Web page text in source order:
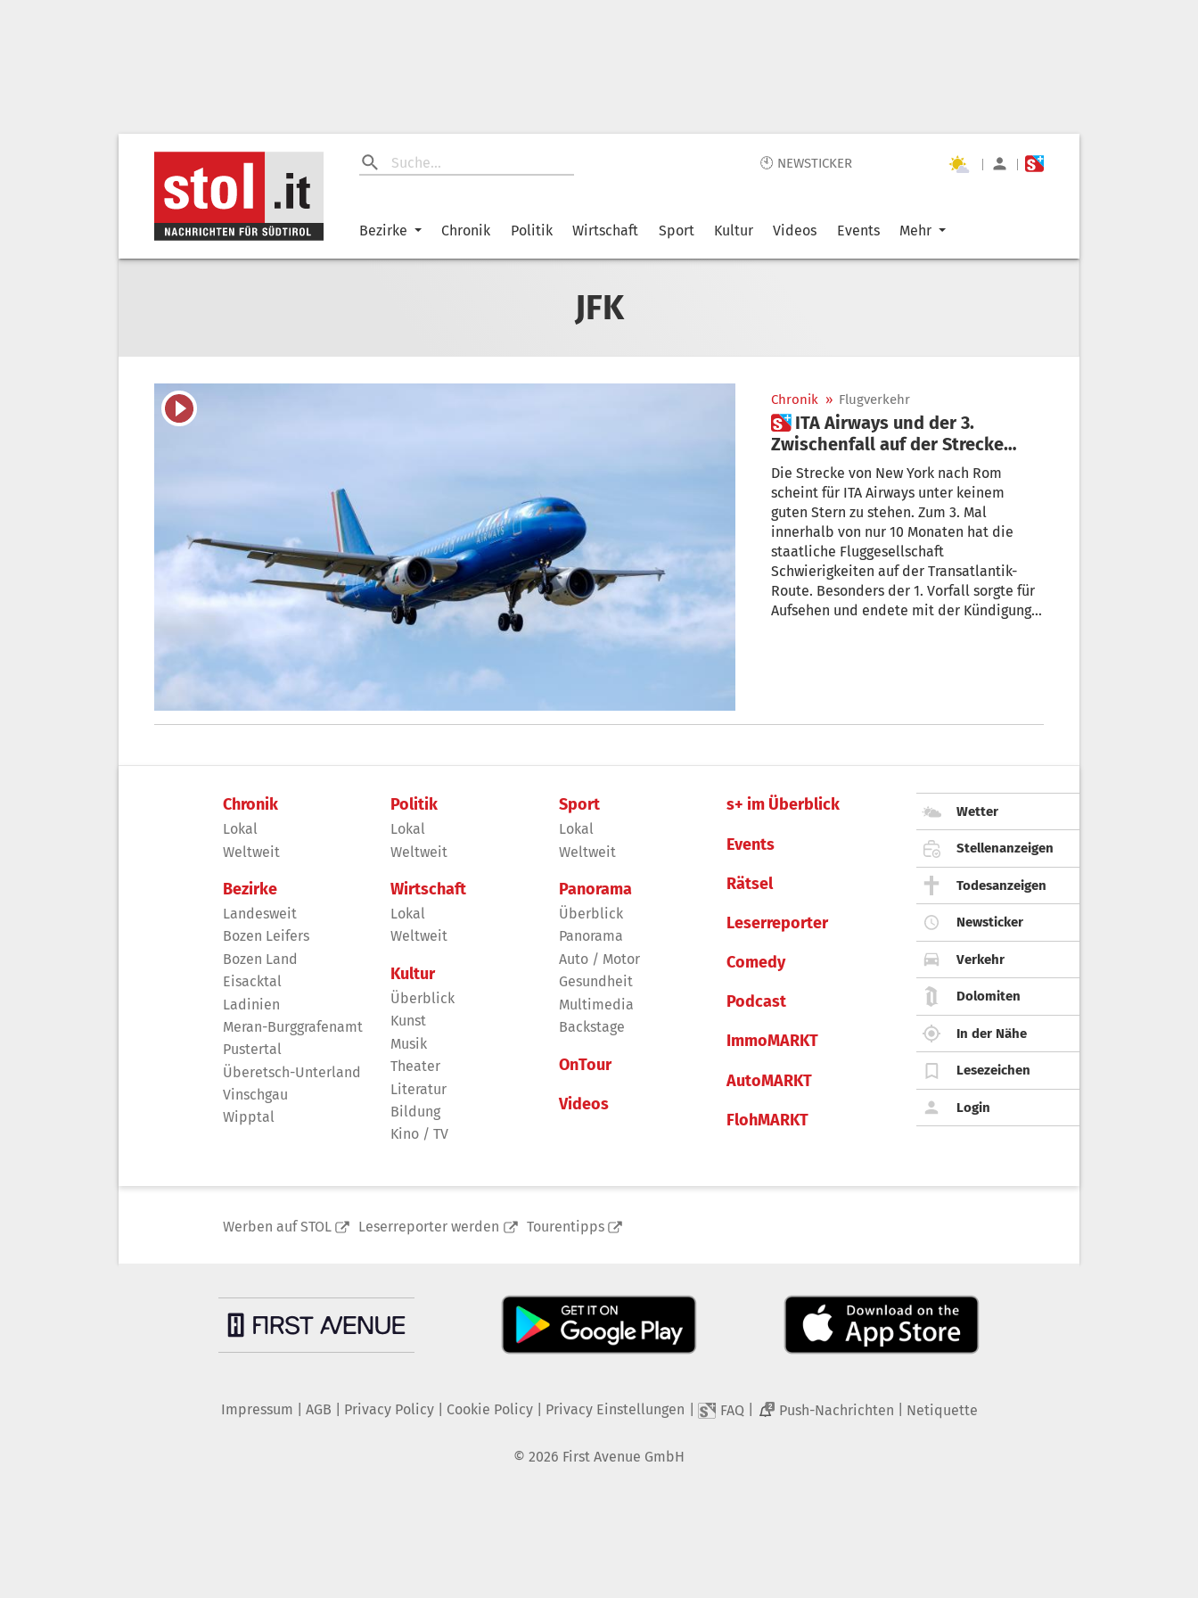
🕙 NEWSTICKER | |
Bezirke Chronik Politik Wirtschaft Sport Kultur Videos Events Mehr
JFK
Chronik » Flugverkehr
 ITA Airways und der 3.
Zwischenfall auf der Strecke
Rom–New York
Die Strecke von New York nach Rom
scheint für ITA Airways unter keinem
guten Stern zu stehen. Zum 3. Mal
innerhalb von nur 10 Monaten hat die
staatliche Fluggesellschaft
Schwierigkeiten auf der Transatlantik-
Route. Besonders der 1. Vorfall sorgte für
Aufsehen und endete mit der Kündigung
Chronik
Lokal
Weltweit
Bezirke
Landesweit
Bozen Leifers
Bozen Land
Eisacktal
Ladinien
Meran-Burggrafenamt
Pustertal
Überetsch-Unterland
Vinschgau
Wipptal
Politik
Lokal
Weltweit
Wirtschaft
Lokal
Weltweit
Kultur
Überblick
Kunst
Musik
Theater
Literatur
Bildung
Kino / TV
Sport
Lokal
Weltweit
Panorama
Überblick
Panorama
Auto / Motor
Gesundheit
Multimedia
Backstage
OnTour
Videos
s+ im Überblick
Events
Rätsel
Leserreporter
Comedy
Podcast
ImmoMARKT
AutoMARKT
FlohMARKT
Wetter
Stellenanzeigen
Todesanzeigen
Newsticker
Verkehr
Dolomiten
In der Nähe
Lesezeichen
Login
Werben auf STOL Leserreporter werden Tourentipps
Impressum AGB Privacy Policy| Cookie Policy| Privacy Einstellungen FAQ 2 Push-Nachrichten Netiquette
© 2026 First Avenue GmbH